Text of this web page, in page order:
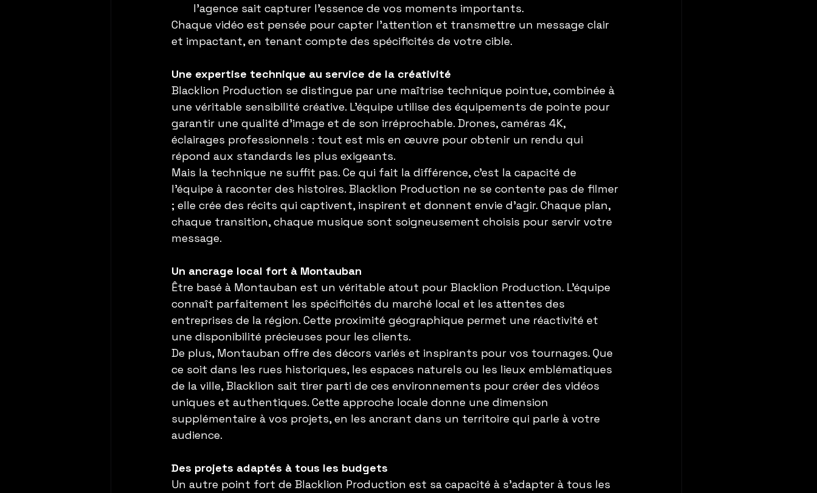
l’agence sait capturer l’essence de vos moments importants.
Chaque vidéo est pensée pour capter l’attention et transmettre un message clair
et impactant, en tenant compte des spécificités de votre cible.
Une expertise technique au service de la créativité
Blacklion Production se distingue par une maîtrise technique pointue, combinée à
une véritable sensibilité créative. L’équipe utilise des équipements de pointe pour
garantir une qualité d’image et de son irréprochable. Drones, caméras 4K,
éclairages professionnels : tout est mis en œuvre pour obtenir un rendu qui
répond aux standards les plus exigeants.
Mais la technique ne suffit pas. Ce qui fait la différence, c’est la capacité de
l’équipe à raconter des histoires. Blacklion Production ne se contente pas de filmer
; elle crée des récits qui captivent, inspirent et donnent envie d’agir. Chaque plan,
chaque transition, chaque musique sont soigneusement choisis pour servir votre
message.
Un ancrage local fort à Montauban
Être basé à Montauban est un véritable atout pour Blacklion Production. L’équipe
connaît parfaitement les spécificités du marché local et les attentes des
entreprises de la région. Cette proximité géographique permet une réactivité et
une disponibilité précieuses pour les clients.
De plus, Montauban offre des décors variés et inspirants pour vos tournages. Que
ce soit dans les rues historiques, les espaces naturels ou les lieux emblématiques
de la ville, Blacklion sait tirer parti de ces environnements pour créer des vidéos
uniques et authentiques. Cette approche locale donne une dimension
supplémentaire à vos projets, en les ancrant dans un territoire qui parle à votre
audience.
Des projets adaptés à tous les budgets
Un autre point fort de Blacklion Production est sa capacité à s’adapter à tous les